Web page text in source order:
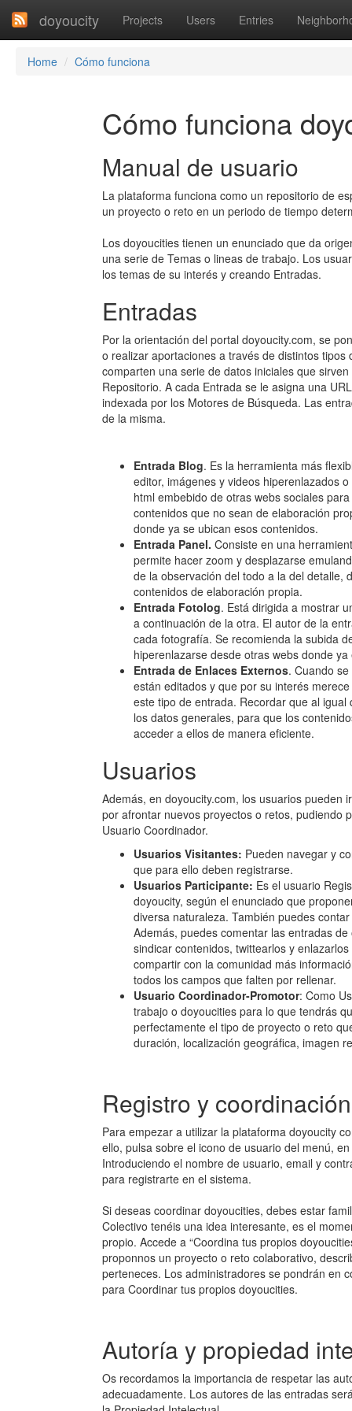
doyoucity Projects Users Entries
Home Cómo funciona
Cómo funciona
Manual de usuario
La plataforma funciona como un repositorio de
un proyecto o reto en un periodo de tiempo
Los doyoucities tienen un enunciado que da
una serie de Temas o lineas de trabajo. Los
los temas de su interés y creando Entradas.
Entradas
Por la orientación del portal doyoucity.com, se
o realizar aportaciones a través de distintos
comparten una serie de datos iniciales que
Repositorio. A cada Entrada se le asigna una
indexada por los Motores de Búsqueda. Las
de la misma.
Entrada Blog. Es la herramienta más
editor, imágenes y videos hiperenlazados
html embebido de otras webs sociales
contenidos que no sean de elaboración
donde ya se ubican esos contenidos.
Entrada Panel. Consiste en una
permite hacer zoom y desplazarse
de la observación del todo a la del detalle,
contenidos de elaboración propia.
Entrada Fotolog. Está dirigida a mostrar
a continuación de la otra. El autor de la
cada fotografía. Se recomienda la subida
hiperenlazarse desde otras webs donde
Entrada de Enlaces Externos. Cuando
están editados y que por su interés
este tipo de entrada. Recordar que al
los datos generales, para que los
acceder a ellos de manera eficiente.
Usuarios
Además, en doyoucity.com, los usuarios pueden
por afrontar nuevos proyectos o retos, pudiendo
Usuario Coordinador.
Usuarios Visitantes: Pueden navegar y
que para ello deben registrarse.
Usuarios Participante: Es el usuario
doyoucity, según el enunciado que
diversa naturaleza. También puedes
Además, puedes comentar las entradas
sindicar contenidos, twittearlos y
compartir con la comunidad más
todos los campos que falten por rellenar.
Usuario Coordinador-Promotor: Como
trabajo o doyoucities para lo que tendrás
perfectamente el tipo de proyecto o reto
duración, localización geográfica, imagen
Registro y
Para empezar a utilizar la plataforma doyoucity
ello, pulsa sobre el icono de usuario del menú,
Introduciendo el nombre de usuario, email y
para registrarte en el sistema.
Si deseas coordinar doyoucities, debes estar
Colectivo tenéis una idea interesante, es el
propio. Accede a “Coordina tus propios
proponnos un proyecto o reto colaborativo,
perteneces. Los administradores se pondrán en
para Coordinar tus propios doyoucities.
Autoría y propiedad
Os recordamos la importancia de respetar las
adecuadamente. Los autores de las entradas